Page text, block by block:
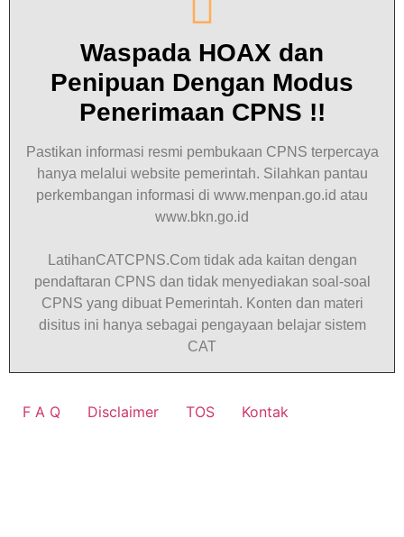
Waspada HOAX dan
Penipuan Dengan Modus
Penerimaan CPNS !!
Pastikan informasi resmi pembukaan CPNS terpercaya
hanya melalui website pemerintah. Silahkan pantau
perkembangan informasi di www.menpan.go.id atau
www.bkn.go.id
LatihanCATCPNS.Com tidak ada kaitan dengan
pendaftaran CPNS dan tidak menyediakan soal-soal
CPNS yang dibuat Pemerintah. Konten dan materi
disitus ini hanya sebagai pengayaan belajar sistem
CAT
F A Q Disclaimer TOS Kontak